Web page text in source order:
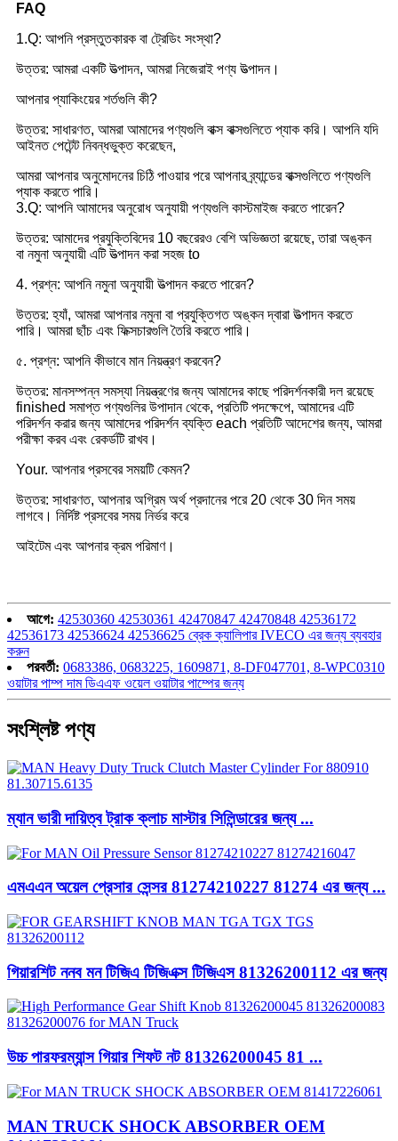
FAQ
1.Q: আপনি প্রস্তুতকারক বা ট্রেডিং সংস্থা?
উত্তর: আমরা একটি উত্পাদন, আমরা নিজেরাই পণ্য উত্পাদন।
আপনার প্যাকিংয়ের শর্তগুলি কী?
উত্তর: সাধারণত, আমরা আমাদের পণ্যগুলি বাক্স বাক্সগুলিতে প্যাক করি। আপনি যদি
আইনত পেটেন্ট নিবন্ধভুক্ত করেছেন,
আমরা আপনার অনুমোদনের চিঠি পাওয়ার পরে আপনার ব্র্যান্ডের বাক্সগুলিতে পণ্যগুলি
প্যাক করতে পারি।
3.Q: আপনি আমাদের অনুরোধ অনুযায়ী পণ্যগুলি কাস্টমাইজ করতে পারেন?
উত্তর: আমাদের প্রযুক্তিবিদের 10 বছরেরও বেশি অভিজ্ঞতা রয়েছে, তারা অঙ্কন
বা নমুনা অনুযায়ী এটি উত্পাদন করা সহজ to
4. প্রশ্ন: আপনি নমুনা অনুযায়ী উত্পাদন করতে পারেন?
উত্তর: হ্যাঁ, আমরা আপনার নমুনা বা প্রযুক্তিগত অঙ্কন দ্বারা উত্পাদন করতে
পারি। আমরা ছাঁচ এবং ফিক্সচারগুলি তৈরি করতে পারি।
৫. প্রশ্ন: আপনি কীভাবে মান নিয়ন্ত্রণ করবেন?
উত্তর: মানসম্পন্ন সমস্যা নিয়ন্ত্রণের জন্য আমাদের কাছে পরিদর্শনকারী দল রয়েছে
finished সমাপ্ত পণ্যগুলির উপাদান থেকে, প্রতিটি পদক্ষেপে, আমাদের এটি
পরিদর্শন করার জন্য আমাদের পরিদর্শন ব্যক্তি each প্রতিটি আদেশের জন্য, আমরা
পরীক্ষা করব এবং রেকর্ডটি রাখব।
Your. আপনার প্রসবের সময়টি কেমন?
উত্তর: সাধারণত, আপনার অগ্রিম অর্থ প্রদানের পরে 20 থেকে 30 দিন সময়
লাগবে। নির্দিষ্ট প্রসবের সময় নির্ভর করে
আইটেম এবং আপনার ক্রম পরিমাণ।
আগে: 42530360 42530361 42470847 42470848 42536172
42536173 42536624 42536625 ব্রেক ক্যালিপার IVECO এর জন্য ব্যবহার
করুন
পরবর্তী: 0683386, 0683225, 1609871, 8-DF047701, 8-WPC0310
ওয়াটার পাম্প দাম ডিএএফ ওয়েল ওয়াটার পাম্পের জন্য
সংশ্লিষ্ট পণ্য
ম্যান ভারী দায়িত্ব ট্রাক ক্লাচ মাস্টার সিলিন্ডারের জন্য ...
এমএএন অয়েল প্রেসার সেন্সর 81274210227 81274 এর জন্য ...
গিয়ারশিট ননব মন টিজিএ টিজিএক্স টিজিএস 81326200112 এর জন্য
উচ্চ পারফরম্যান্স গিয়ার শিফট নট 81326200045 81 ...
MAN TRUCK SHOCK ABSORBER OEM